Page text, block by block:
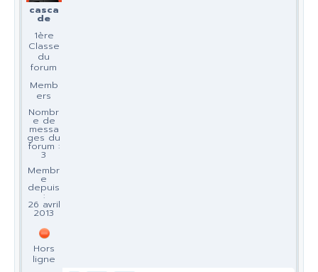
casca
de
1ère
Classe
du
forum
Memb
ers
Nombr
e de
messa
ges du
forum :
3
Membr
e
depuis
:
26 avril
2013
Hors
ligne